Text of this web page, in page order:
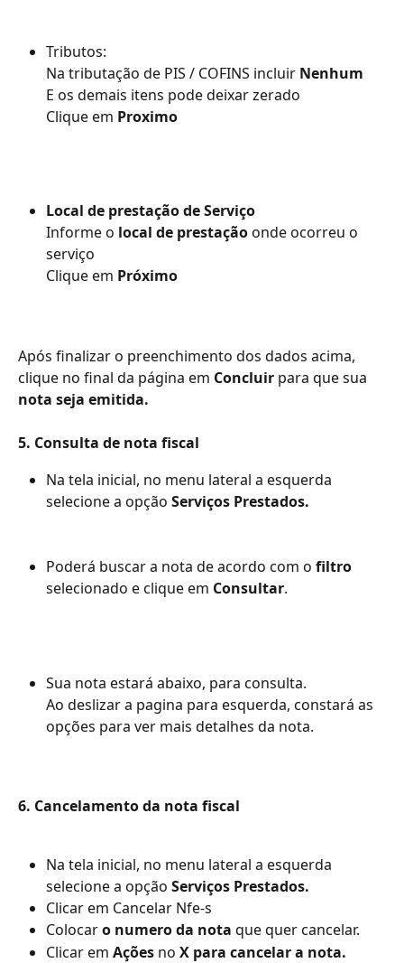
Tributos:
Na tributação de PIS / COFINS incluir Nenhum
E os demais itens pode deixar zerado
Clique em Proximo
Local de prestação de Serviço
Informe o local de prestação onde ocorreu o
serviço
Clique em Próximo
Após finalizar o preenchimento dos dados acima,
clique no final da página em Concluir para que sua
nota seja emitida.
5. Consulta de nota fiscal
Na tela inicial, no menu lateral a esquerda
selecione a opção Serviços Prestados.
Poderá buscar a nota de acordo com o filtro
selecionado e clique em Consultar.
Sua nota estará abaixo, para consulta.
Ao deslizar a pagina para esquerda, constará as
opções para ver mais detalhes da nota.
6. Cancelamento da nota fiscal
Na tela inicial, no menu lateral a esquerda
selecione a opção Serviços Prestados.
Clicar em Cancelar Nfe-s
Colocar o numero da nota que quer cancelar.
Clicar em Ações no X para cancelar a nota.